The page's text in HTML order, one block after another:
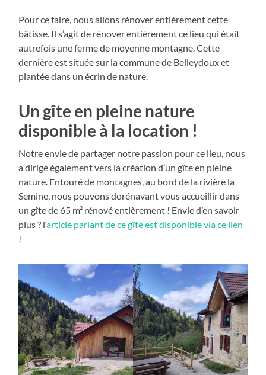
Pour ce faire, nous allons rénover entièrement cette
bâtisse. Il s’agit de rénover entièrement ce lieu qui était
autrefois une ferme de moyenne montagne. Cette
dernière est située sur la commune de Belleydoux et
plantée dans un écrin de nature.
Un gîte en pleine nature
disponible à la location !
Notre envie de partager notre passion pour ce lieu, nous
a dirigé également vers la création d’un gîte en pleine
nature. Entouré de montagnes, au bord de la rivière la
Semine, nous pouvons dorénavant vous accueillir dans
un gîte de 65 m² rénové entièrement ! Envie d’en savoir
plus ? l‘article parlant de ce gîte est disponible via ce lien
!